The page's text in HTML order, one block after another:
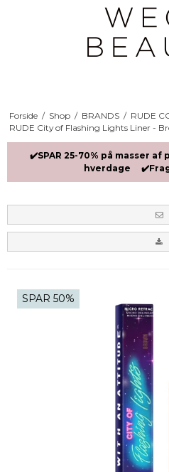
Forside / Shop / BRANDS / RUDE
RUDE City of Flashing Lights Liner -
✔️SPAR 25-70% på masser
hverdage
SPAR 50%